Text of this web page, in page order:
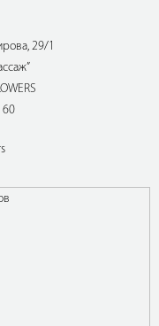
29/1
60